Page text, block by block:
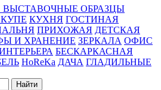
ВЫСТАВОЧНЫЕ ОБРАЗЦЫ
КУХНЯ ГОСТИНАЯ
ПРИХОЖАЯ ДЕТСКАЯ
И ХРАНЕНИЕ ЗЕРКАЛА ОФИС
БЕСКАРКАСНАЯ
HoReKa ДАЧА ГЛАДИЛЬНЫЕ
Найти